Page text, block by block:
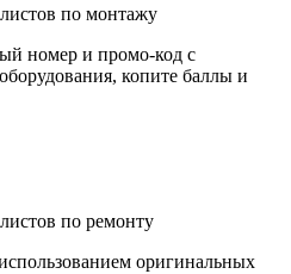
по монтажу
номер и промо-код с
копите баллы и
по ремонту
оригинальных